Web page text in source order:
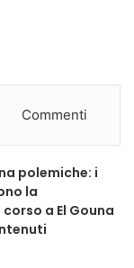
tra
della
Medicina
favorire
sempre più
salute delle
Commenti
polemiche: i
la
a El Gouna